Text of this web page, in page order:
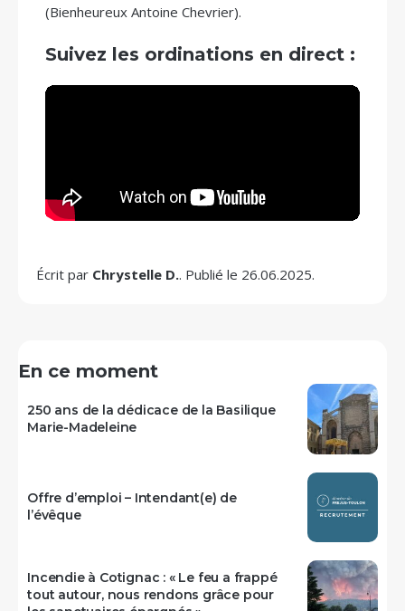
(Bienheureux Antoine Chevrier).
Suivez les ordinations en direct :
Écrit par Chrystelle D.. Publié le 26.06.2025.
En ce moment
250 ans de la dédicace de la Basilique
Marie-Madeleine
Offre d’emploi – Intendant(e) de
l’évêque
Incendie à Cotignac : « Le feu a frappé
tout autour, nous rendons grâce pour